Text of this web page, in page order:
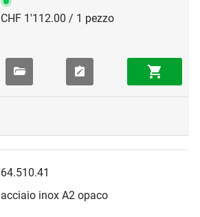
CHF 1'112.00 / 1 pezzo
64.510.41
acciaio inox A2 opaco